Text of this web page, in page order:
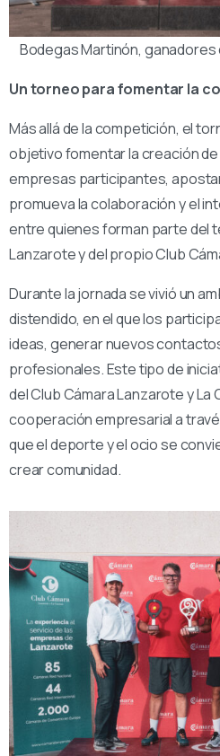
Bodegas Martinón, ganadores
Un torneo para fomentar la
Más allá de la competición, el
objetivo fomentar la creación
empresas participantes,
promueva la colaboración y el
entre quienes forman parte del
Lanzarote y del propio Club
Durante la jornada se vivió un
distendido, en el que los
ideas, generar nuevos
profesionales. Este tipo de
del Club Cámara Lanzarote y La
cooperación empresarial a
que el deporte y el ocio se
crear comunidad.